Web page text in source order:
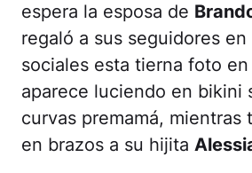
espera la esposa de
regaló a sus seguidores en
sociales esta tierna foto
aparece luciendo en bikini
curvas premamá, mientras
en brazos a su hijita